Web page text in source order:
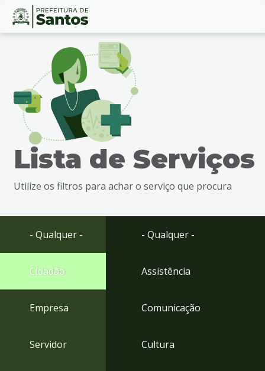
Ir
busca
Ir
rodapé
Conteúdo
Lista de Serviços
Utilize os filtros para achar o serviço que procura
- Qualquer -
Cidadão
Empresa
Servidor
- Qualquer -
Assistência
Comunicação
Cultura